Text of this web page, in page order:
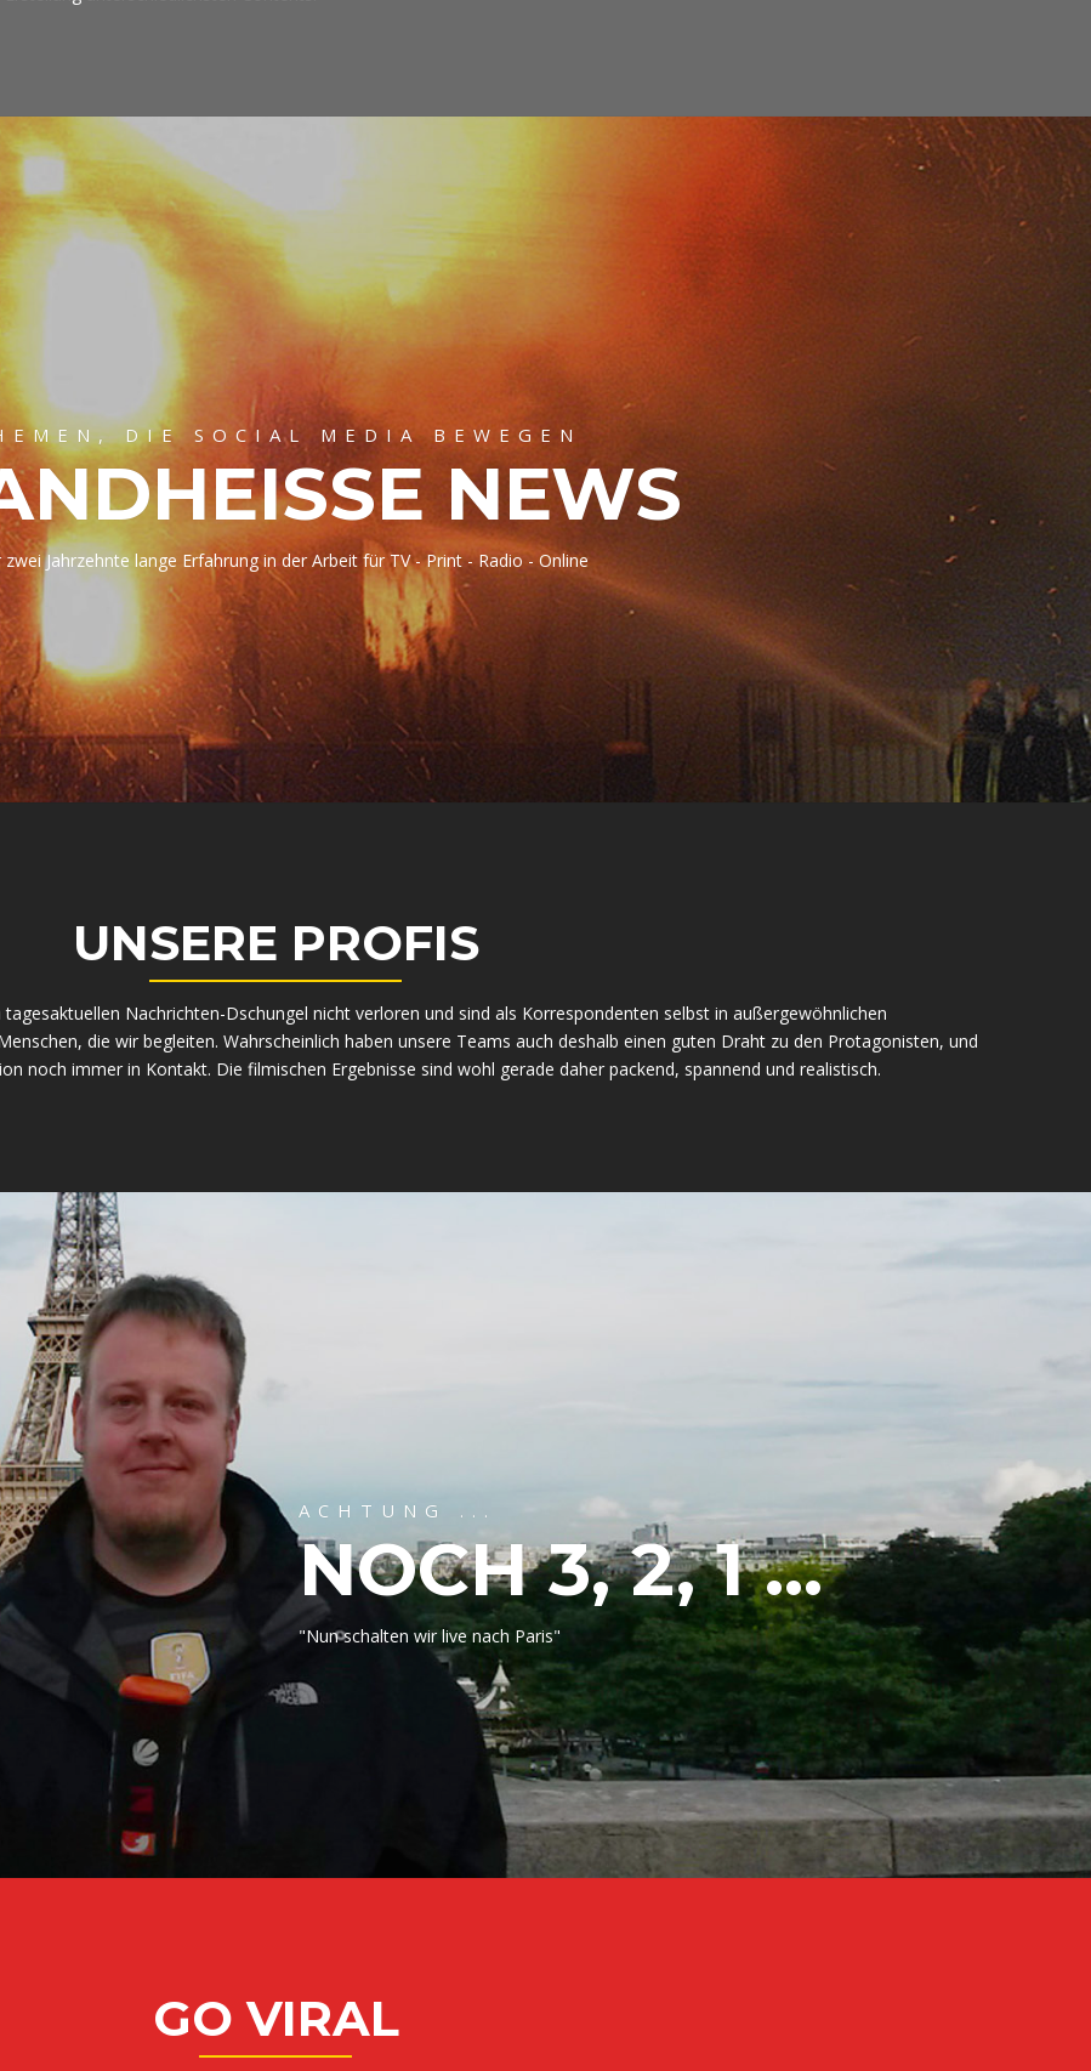
DIE SOCIAL MEDIA BEWEGEN
NEWS
zwei Jahrzehnte lange Erfahrung in der Arbeit für TV - Print - Radio - Online
UNSERE PROFIS
Nachrichten-Dschungel nicht verloren und sind als Korrespondenten selbst in außergewöhnlichen
die wir begleiten. Wahrscheinlich haben unsere Teams auch deshalb einen guten Draht zu den Protagonisten, und
noch immer in Kontakt. Die filmischen Ergebnisse sind wohl gerade daher packend, spannend und realistisch.
ACHTUNG ...
NOCH 3, 2, 1 ...
"Nun schalten wir live nach Paris"
GO VIRAL